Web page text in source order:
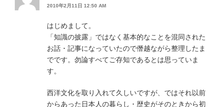
2010年2月11日 12:50 AM
はじめまして。
「知識の披露」ではなく基本的なことを混同された
お話・記事になっていたので僭越ながら整理したま
でです。勿論すべてご存知であるとは思っていま
す。
西洋文化を取り入れて久しいですが、ではそれ以前
からあった日本人の暮らし・歴史がそのときから初